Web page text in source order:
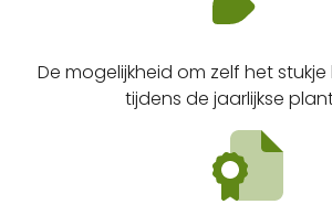
De mogelijkheid om zelf het
tijdens de jaarlijkse